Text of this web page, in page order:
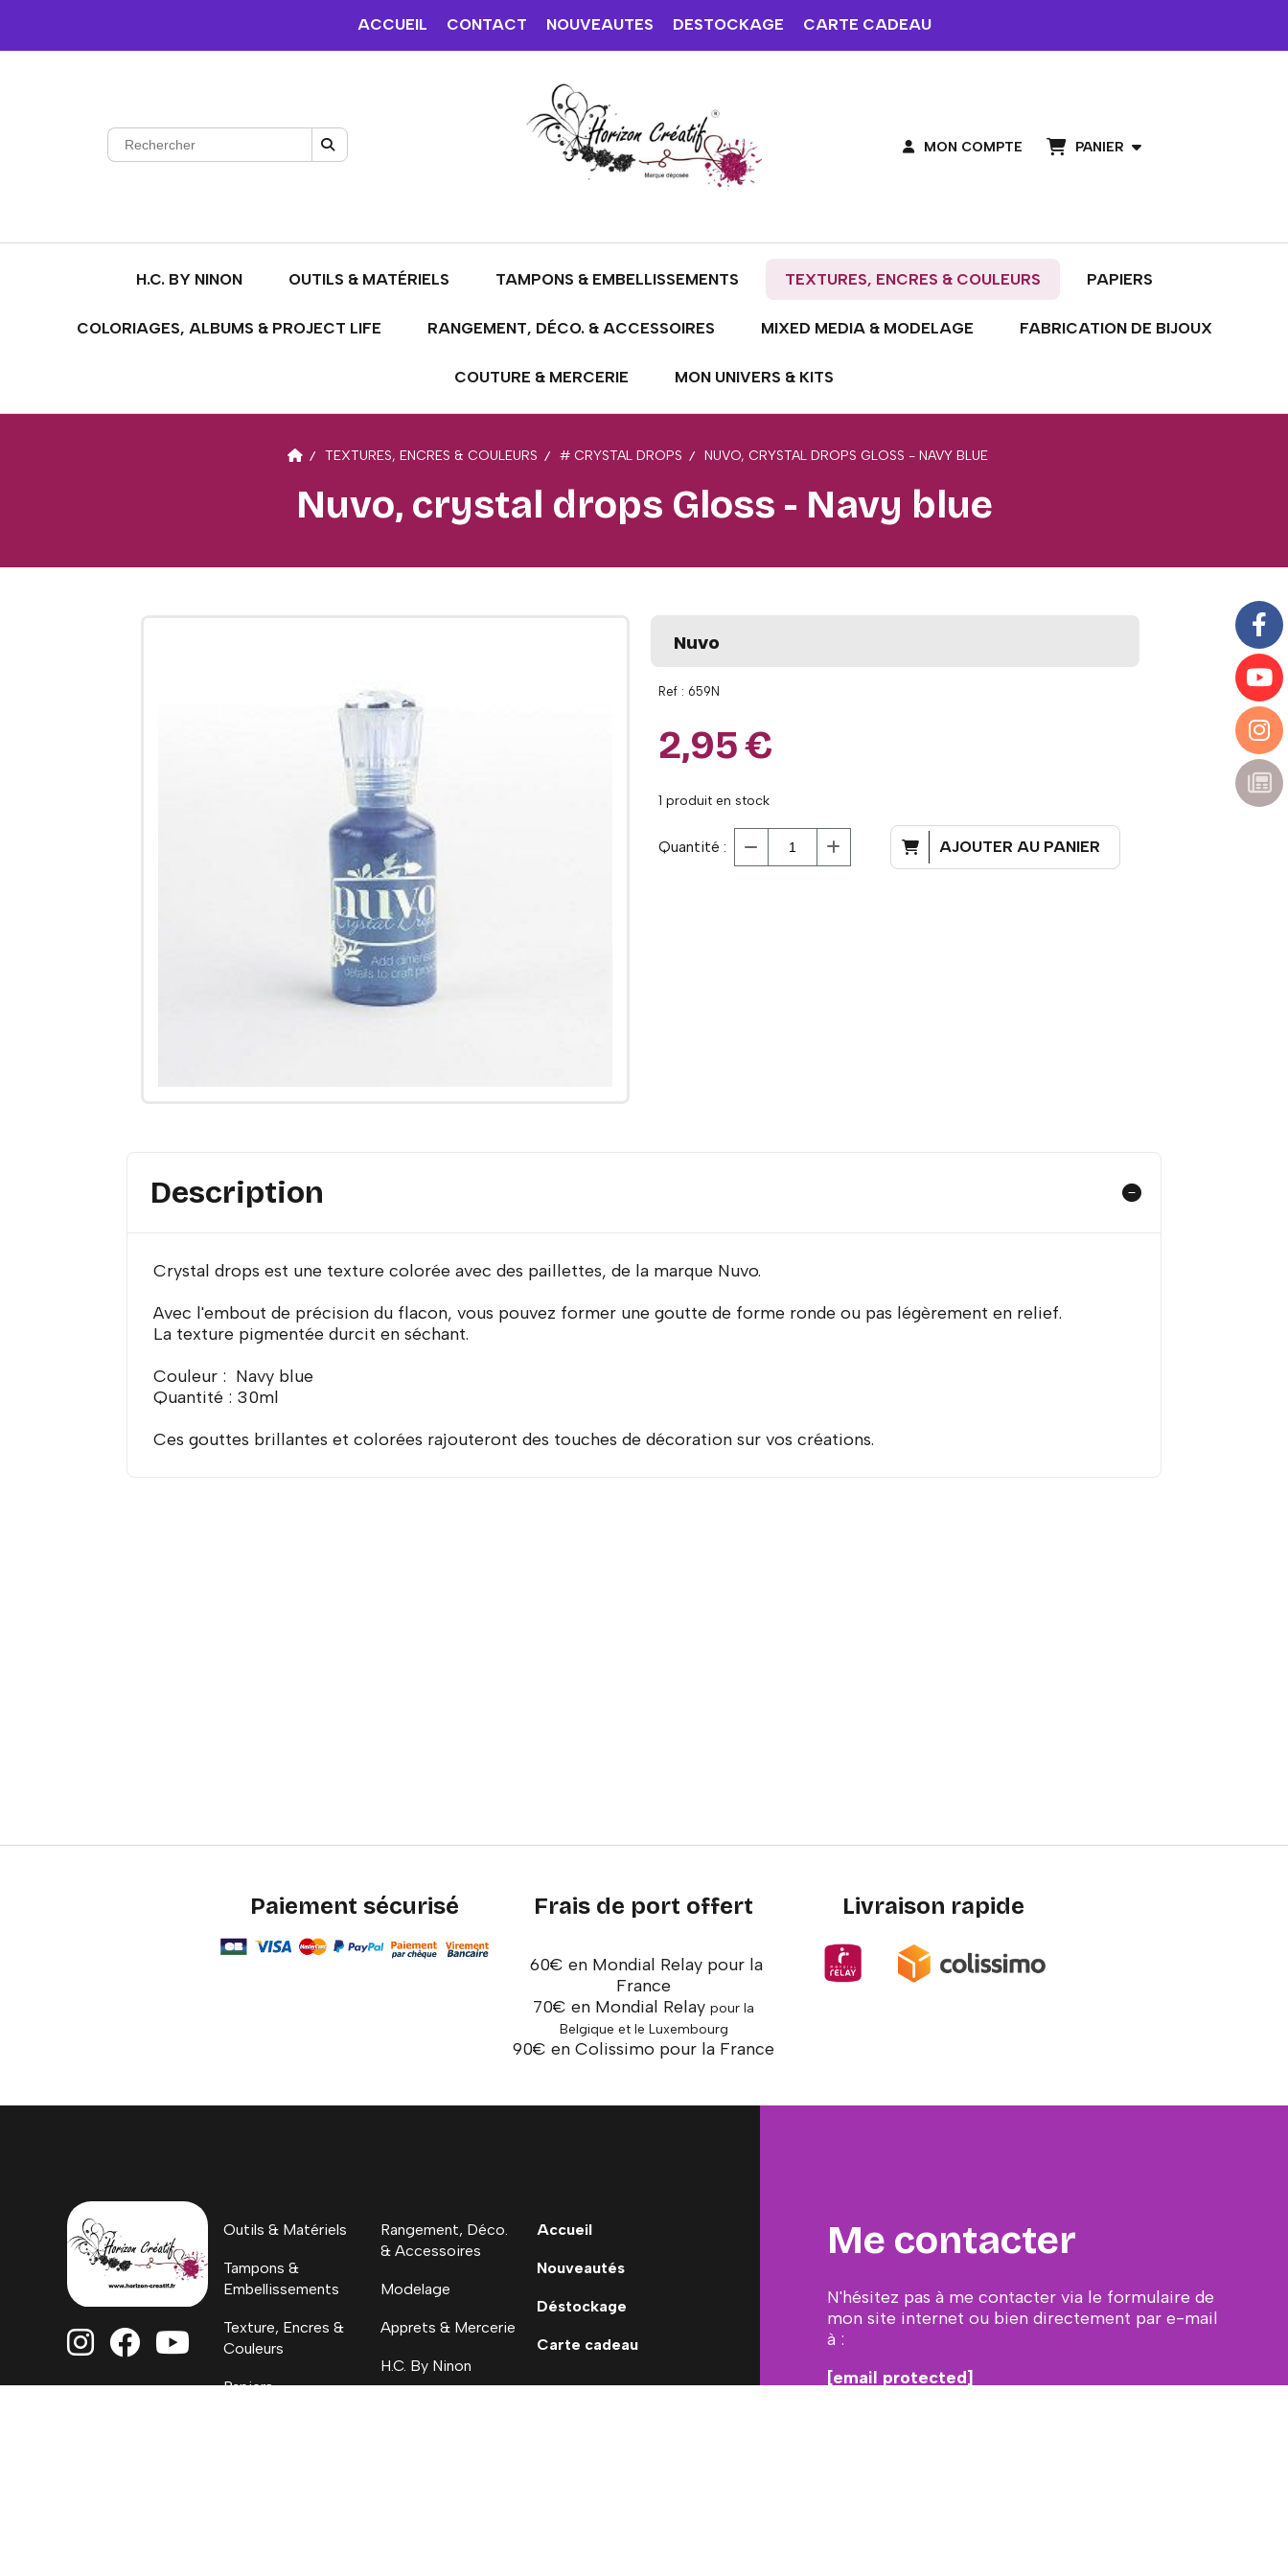
ACCUEIL CONTACT NOUVEAUTES DESTOCKAGE CARTE CADEAU
MON COMPTE PANIER
H.C. BY NINON OUTILS & MATÉRIELS TAMPONS & EMBELLISSEMENTS TEXTURES, ENCRES & COULEURS PAPIERS
COLORIAGES, ALBUMS & PROJECT LIFE RANGEMENT, DÉCO. & ACCESSOIRES MIXED MEDIA & MODELAGE FABRICATION DE BIJOUX
COUTURE & MERCERIE MON UNIVERS & KITS
TEXTURES, ENCRES & COULEURS # CRYSTAL DROPS NUVO, CRYSTAL DROPS GLOSS - NAVY BLUE
Nuvo, crystal drops Gloss - Navy blue
Nuvo
Ref : 659N
2,95€
1 produit en stock
Quantité : AJOUTER AU PANIER
Description
Crystal drops est une texture colorée avec des paillettes, de la marque Nuvo.
Avec l'embout de précision du flacon, vous pouvez former une goutte de forme ronde ou pas légèrement en relief.
La texture pigmentée durcit en séchant.
Couleur : Navy blue
Quantité : 30ml
Ces gouttes brillantes et colorées rajouteront des touches de décoration sur vos créations.
Paiement sécurisé Frais de port offert
60€ en Mondial Relay pour la
France
70€ en Mondial Relaypour la
Belgique et le Luxembourg
90€ en Colissimo pour la France
Livraison rapide
  
Outils & Matériels
Tampons &
Embellissements
Texture, Encres &
Couleurs
Papiers
Rangement, Déco.
& Accessoires
Modelage
Apprets & Mercerie
H.C. By Ninon
Accueil
Nouveautés
Déstockage
Carte cadeau
Me contacter
N'hésitez pas à me contacter via le formulaire de
mon site internet ou bien directement par e-mail
à :
[email protected]